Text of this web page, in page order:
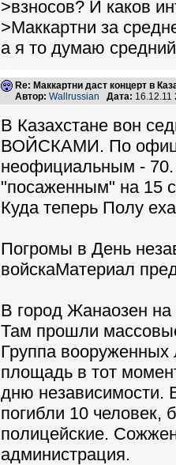
>взносов? И каков
>Маккартни за
а я то думаю
Re: Маккартни даст концерт в
Автор: Wallrussian Дата:
В Казахстане вон
ВОЙСКАМИ. По
неофициальным -
"посаженным" на 15
Куда теперь Полу
Погромы в День
войскаМатериал
В город Жанаозен на
Там прошли
Группа
площадь в тот
дню независимости.
погибли 10 человек,
полицейские.
администрация.